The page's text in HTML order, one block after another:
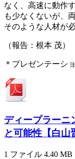
なく、高速に動作
も少なくないが、
そのような人材が
（報告：根本 茂）
＊プレゼンテーシ
ディープラーニ
と可能性【白山
1 ファイル 4.40 MB